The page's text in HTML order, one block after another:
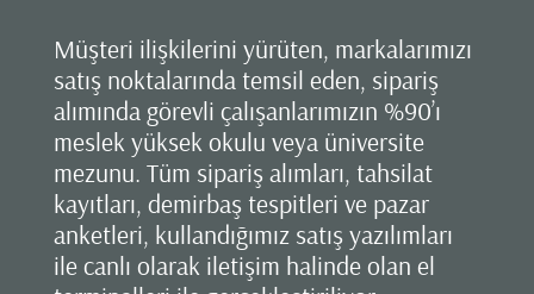
Müşteri ilişkilerini yürüten, markalarımızı
satış noktalarında temsil eden, sipariş
alımında görevli çalışanlarımızın %90’ı
meslek yüksek okulu veya üniversite
mezunu. Tüm sipariş alımları, tahsilat
kayıtları, demirbaş tespitleri ve pazar
anketleri, kullandığımız satış yazılımları
ile canlı olarak iletişim halinde olan el